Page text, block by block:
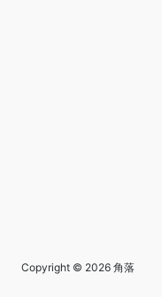
Copyright © 2026 角落